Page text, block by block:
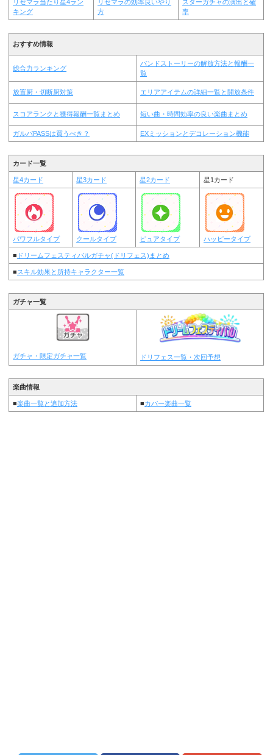
リセマラ当たり星4ラン
キング
リセマラの効率良いやり
方
スターガチャの演出と確
率
おすすめ情報
総合力ランキング
バンドストーリーの解放方法と報酬一
覧
放置厨・切断厨対策 エリアアイテムの詳細一覧と開放条件
スコアランクと獲得報酬一覧まとめ 短い曲・時間効率の良い楽曲まとめ
ガルパPASSは買うべき？ EXミッションとデコレーション機能
カード一覧
星4カード 星3カード 星2カード 星1カード
パワフルタイプ クールタイプ ピュアタイプ ハッピータイプ
■ ドリームフェスティバルガチャ(ドリフェス)まとめ
■スキル効果と所持キャラクター一覧
ガチャ一覧
ガチャ・限定ガチャ一覧 ドリフェス一覧・次回予想
楽曲情報
■楽曲一覧と追加方法 ■カバー楽曲一覧